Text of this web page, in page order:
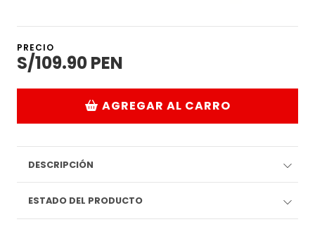
PRECIO
S/109.90 PEN
AGREGAR AL CARRO
DESCRIPCIÓN
ESTADO DEL PRODUCTO